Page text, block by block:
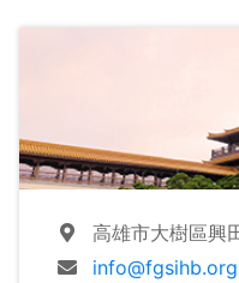
高雄市大樹區興
info@fgsihb.org